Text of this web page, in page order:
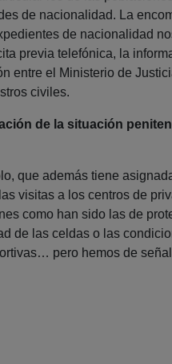
de nacionalidad. La
de nacionalidad
previa telefónica, la
entre el Ministerio de
civiles.
de la situación
que además tiene
visitas a los centros de
como han sido las de
de las celdas o las
pero hemos de